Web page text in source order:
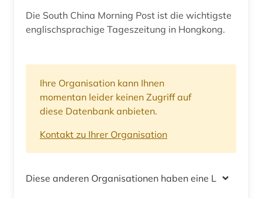
Die South China Morning Post ist die wichtigste
englischsprachige Tageszeitung in Hongkong.
Ihre Organisation kann Ihnen
momentan leider keinen Zugriff auf
diese Datenbank anbieten.
Kontakt zu Ihrer Organisation
Diese anderen Organisationen haben eine Lizenz